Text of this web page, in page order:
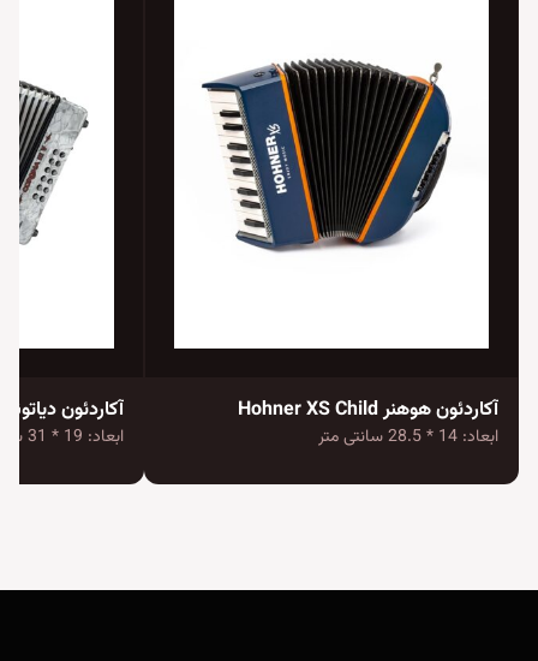
آکاردئون هوهنر Hohner XS Child
ابعاد: 14 * 28.5 سانتی متر ابعاد: 19 * 31 سانتی متر